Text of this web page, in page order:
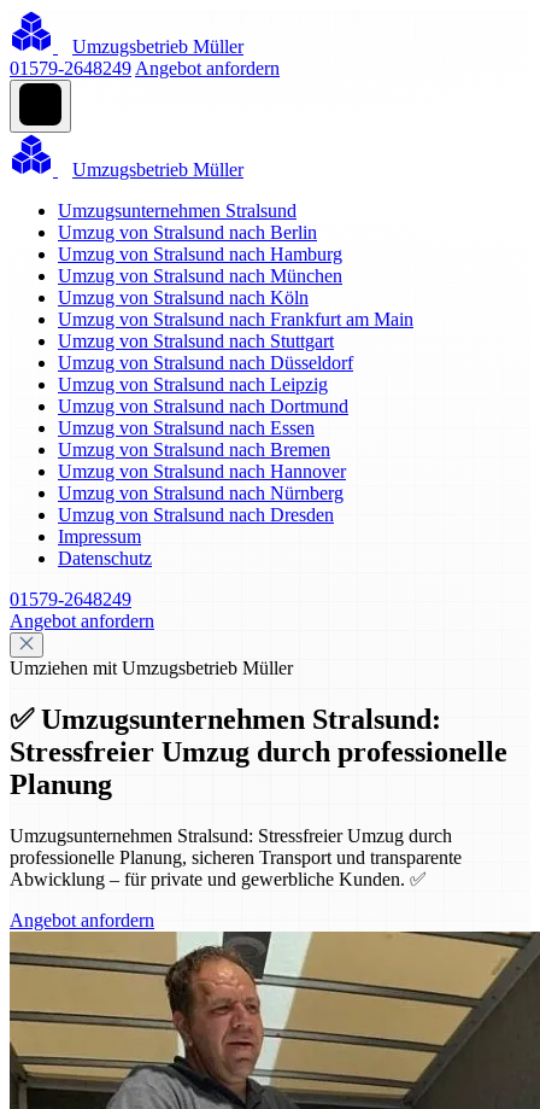
Umzugsbetrieb Müller
01579-2648249 Angebot anfordern
Umzugsbetrieb Müller
Umzugsunternehmen Stralsund
Umzug von Stralsund nach Berlin
Umzug von Stralsund nach Hamburg
Umzug von Stralsund nach München
Umzug von Stralsund nach Köln
Umzug von Stralsund nach Frankfurt am Main
Umzug von Stralsund nach Stuttgart
Umzug von Stralsund nach Düsseldorf
Umzug von Stralsund nach Leipzig
Umzug von Stralsund nach Dortmund
Umzug von Stralsund nach Essen
Umzug von Stralsund nach Bremen
Umzug von Stralsund nach Hannover
Umzug von Stralsund nach Nürnberg
Umzug von Stralsund nach Dresden
Impressum
Datenschutz
01579-2648249
Angebot anfordern
Umziehen mit Umzugsbetrieb Müller
✅ Umzugsunternehmen Stralsund:
Stressfreier Umzug durch professionelle
Planung
Umzugsunternehmen Stralsund: Stressfreier Umzug durch
professionelle Planung, sicheren Transport und transparente
Abwicklung – für private und gewerbliche Kunden. ✅
Angebot anfordern